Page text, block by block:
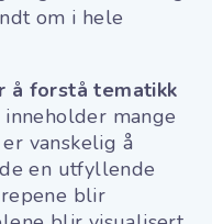
om i hele
å forstå tematikk
mange
vanskelig å
en utfyllende
blir